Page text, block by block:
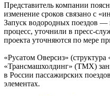
Представитель компании
изменение сроков связано с
Запуск водородных поездов
процесс, уточнили в пресс-
проекта уточняются по мере
«Русатом Оверсиз»
«Трансмашхолдинг» (ТМХ)
в России пассажирских
элементах.